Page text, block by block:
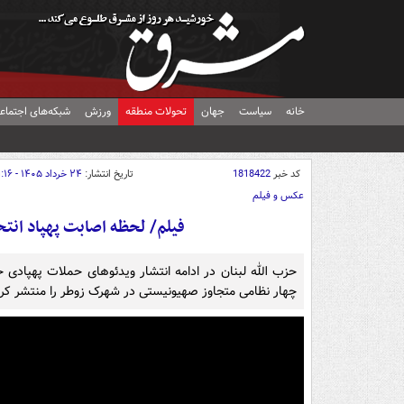
خانه سیاست جهان تحولات منطقه ورزش شبکه‌های
کد خبر1818422 تاریخ انتشار: ۲۴ خرداد ۱۴۰۵ - ۲۱:۱۶
عکس و فیلم
فیلم/ لحظه اصابت پهپاد انتحاری
حزب الله لبنان در ادامه انتشار ویدئوهای حملات
چهار نظامی متجاوز صهیونیستی در شهرک زوطر را منتشر